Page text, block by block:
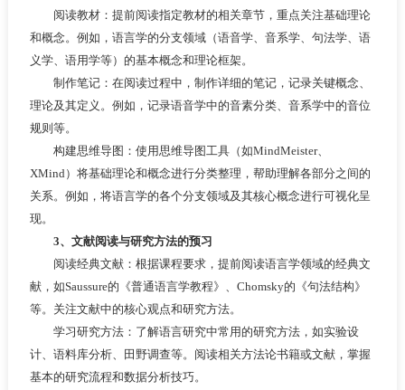
阅读教材：提前阅读指定教材的相关章节，重点关注基础理论
和概念。例如，语言学的分支领域（语音学、音系学、句法学、语
义学、语用学等）的基本概念和理论框架。
制作笔记：在阅读过程中，制作详细的笔记，记录关键概念、
理论及其定义。例如，记录语音学中的音素分类、音系学中的音位
规则等。
构建思维导图：使用思维导图工具（如MindMeister、
XMind）将基础理论和概念进行分类整理，帮助理解各部分之间的
关系。例如，将语言学的各个分支领域及其核心概念进行可视化呈
现。
3、文献阅读与研究方法的预习
阅读经典文献：根据课程要求，提前阅读语言学领域的经典文
献，如Saussure的《普通语言学教程》、Chomsky的《句法结构》
等。关注文献中的核心观点和研究方法。
学习研究方法：了解语言研究中常用的研究方法，如实验设
计、语料库分析、田野调查等。阅读相关方法论书籍或文献，掌握
基本的研究流程和数据分析技巧。